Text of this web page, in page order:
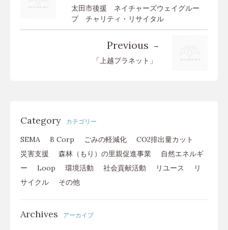
太田市後援 ネイチャーズウェイグルー
プ チャリティ・リサイタル
Previous
「上越プラネット」
Category カテゴリー
SEMA B Corp ごみの軽減化
CO2排出量カット
災害支援
森林（もり）の里親促進事業
自然エネルギ
ー
Loop 環境活動 社会貢献活動 リユース
リ
サイクル
その他
Archives アーカイブ